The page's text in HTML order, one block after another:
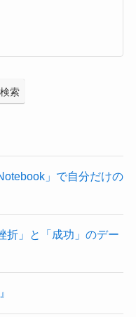
検索
」で自分だけの
折」と「成功」のデー